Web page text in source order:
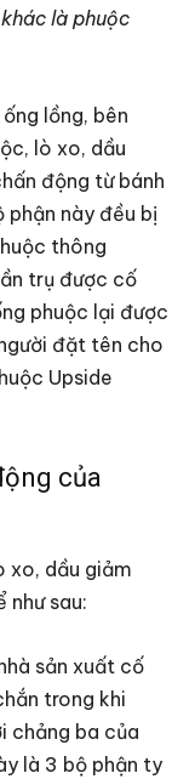
là phuộc
lồng, bên
lò xo, dầu
động từ bánh
phận này đều bị
thông
trụ được cố
phuộc lại được
đặt tên cho
Upside
của
xo, dầu giảm
như sau:
sản xuất cố
trong khi
chảng ba của
là 3 bộ phận ty